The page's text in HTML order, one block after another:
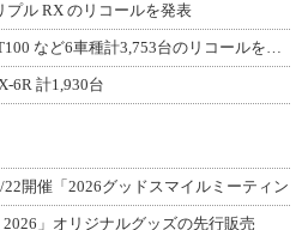
プル RX のリコールを発表
【トライアンフ】ボンネビル T100 など6車種計3,753台のリコールを発表
6R 計1,930台
開催「2026グッドスマイルミーティン
2026」オリジナルグッズの先行販売